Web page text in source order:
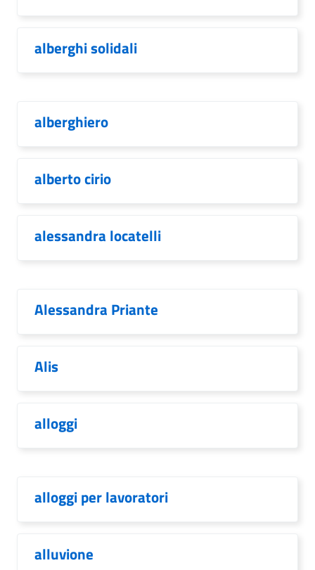
alberghi solidali
alberghiero
alberto cirio
alessandra locatelli
Alessandra Priante
Alis
alloggi
alloggi per lavoratori
alluvione